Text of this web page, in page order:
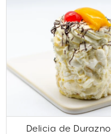
Delicia de Durazno